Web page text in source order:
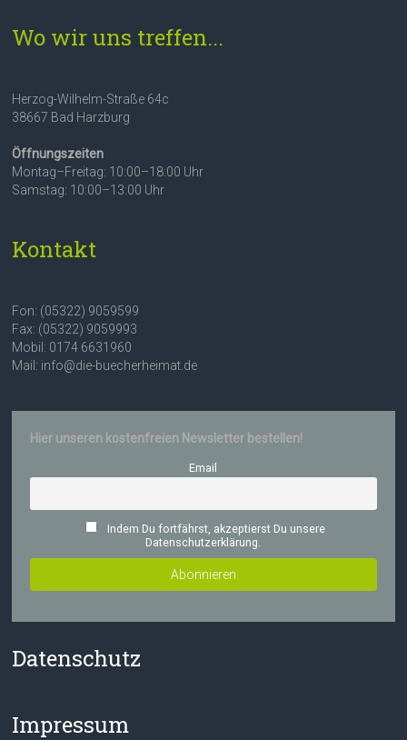
Wo wir uns treffen...
Herzog-Wilhelm-Straße 64c
38667 Bad Harzburg
Öffnungszeiten
Montag–Freitag: 10:00–18:00 Uhr
Samstag: 10:00–13:00 Uhr
Kontakt
Fon: (05322) 9059599
Fax: (05322) 9059993
Mobil: 0174 6631960
Mail: info@die-buecherheimat.de
Hier unseren kostenfreien Newsletter bestellen!
Email
Indem Du fortfährst, akzeptierst Du unsere
Datenschutzerklärung.
Datenschutz
Impressum